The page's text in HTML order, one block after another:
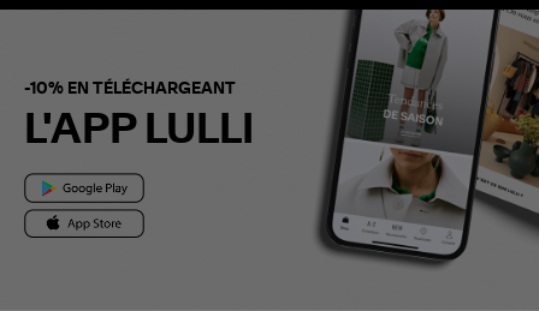
-10% EN TÉLÉCHARGEANT
L'APP LULLI